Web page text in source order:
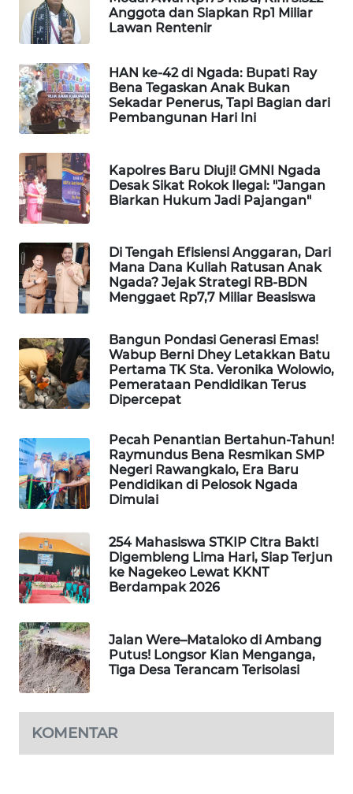
Anggota dan Siapkan Rp1 Miliar
Lawan Rentenir
HAN ke-42 di Ngada: Bupati Ray
Bena Tegaskan Anak Bukan
Sekadar Penerus, Tapi Bagian dari
Pembangunan Hari Ini
Kapolres Baru Diuji! GMNI Ngada
Desak Sikat Rokok Ilegal: "Jangan
Biarkan Hukum Jadi Pajangan"
Di Tengah Efisiensi Anggaran, Dari
Mana Dana Kuliah Ratusan Anak
Ngada? Jejak Strategi RB-BDN
Menggaet Rp7,7 Miliar Beasiswa
Bangun Pondasi Generasi Emas!
Wabup Berni Dhey Letakkan Batu
Pertama TK Sta. Veronika Wolowio,
Pemerataan Pendidikan Terus
Dipercepat
Pecah Penantian Bertahun-Tahun!
Raymundus Bena Resmikan SMP
Negeri Rawangkalo, Era Baru
Pendidikan di Pelosok Ngada
Dimulai
254 Mahasiswa STKIP Citra Bakti
Digembleng Lima Hari, Siap Terjun
ke Nagekeo Lewat KKNT
Berdampak 2026
Jalan Were–Mataloko di Ambang
Putus! Longsor Kian Menganga,
Tiga Desa Terancam Terisolasi
KOMENTAR
LKKI
PORTAL
KONSUMEN
FORWAMKI
ALPERKLINAS
FORJASIDA
TAMBANG
NEWS
SITUNGIR
NEWS
SIDIKALANG
SIBARAGAS
NEWS
SIANTAR
NEWS
METRO
MEDAN
NEWS
METRO
JAKARTA
NEWS
KRT
NEWS